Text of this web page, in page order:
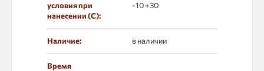
условия при
нанесении (С):
-10 +30
Наличие: в наличии
Время